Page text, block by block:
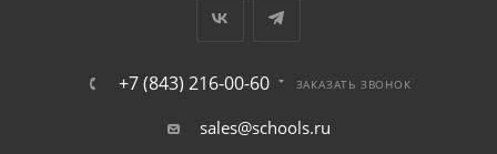
+7 (843) 216-00-60 ЗАКАЗАТЬ ЗВОНОК
sales@schools.ru